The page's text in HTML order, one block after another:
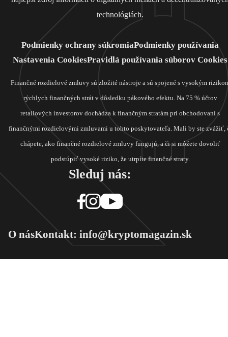
technológiách.
Podmienky ochrany súkromiaPodmienky používania
Nastavenia CookiesPravidlá používania súborov Cookies
Finančné rozdielové zmluvy sú zložité nástroje a sú spojené s vysokým
rýchlych finančných strát v dôsledku pákového efektu. Na 75 % účtov
retailových investorov dochádza k finančným stratám pri obchodovaní s
finančnými rozdielovými zmluvami u tohto poskytovateľa. Mali by ste zvážiť,
chápete, ako finančné rozdielové zmluvy fungujú, a či si môžete dovoliť
podstúpiť vysoké riziko, že utrpíte finančné straty.
Sleduj nás:
O násKontakt: info@kryptomagazin.sk